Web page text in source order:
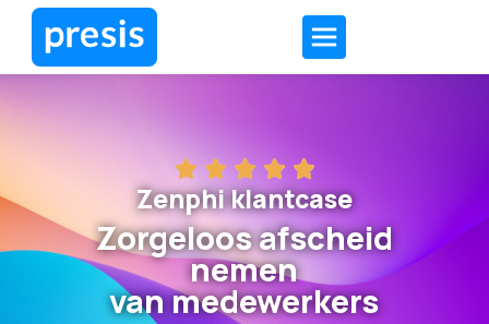
Zenphi klantcase
Zorgeloos afscheid
nemen
van medewerkers